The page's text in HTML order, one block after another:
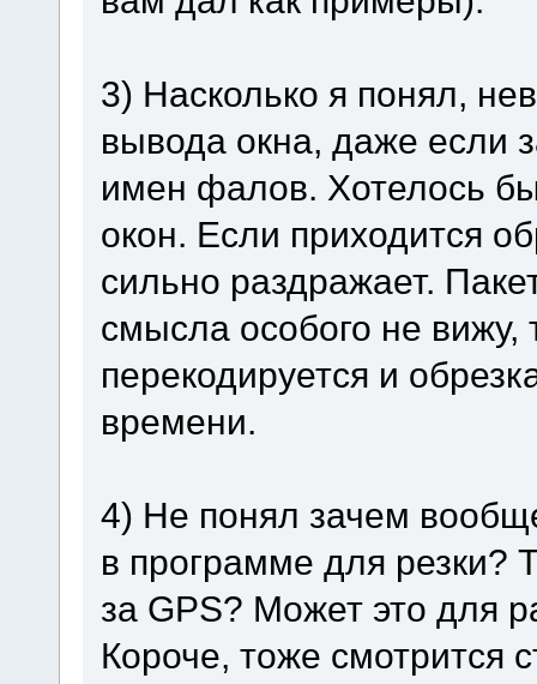
3) Насколько я понял,
вывода окна, даже если
имен фалов. Хотелось
окон. Если приходится
сильно раздражает.
смысла особого не вижу,
перекодируется и
времени.
4) Не понял зачем
в программе для резки?
за GPS? Может это для
Короче, тоже смотрится